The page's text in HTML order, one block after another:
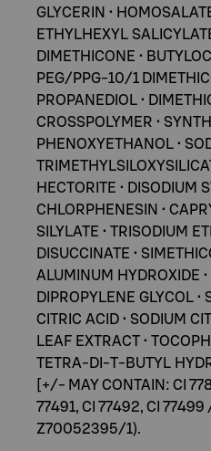
GLYCERIN •
ETHYLHEXYL
DIMETHICONE •
PEG/PPG-10/1
PROPANEDIOL •
CROSSPOLYMER •
PHENOXYETHANOL •
HECTORITE • DISODIUM
CHLORPHENESIN •
SILYLATE • TRISODIUM
DISUCCINATE •
ALUMINUM HYDROXIDE •
DIPROPYLENE GLYCOL •
CITRIC ACID • SODIUM
LEAF EXTRACT •
TETRA-DI-T-BUTYL
[+/- MAY CONTAIN: CI
77491, CI 77492, CI 77499
Z70052395/1).